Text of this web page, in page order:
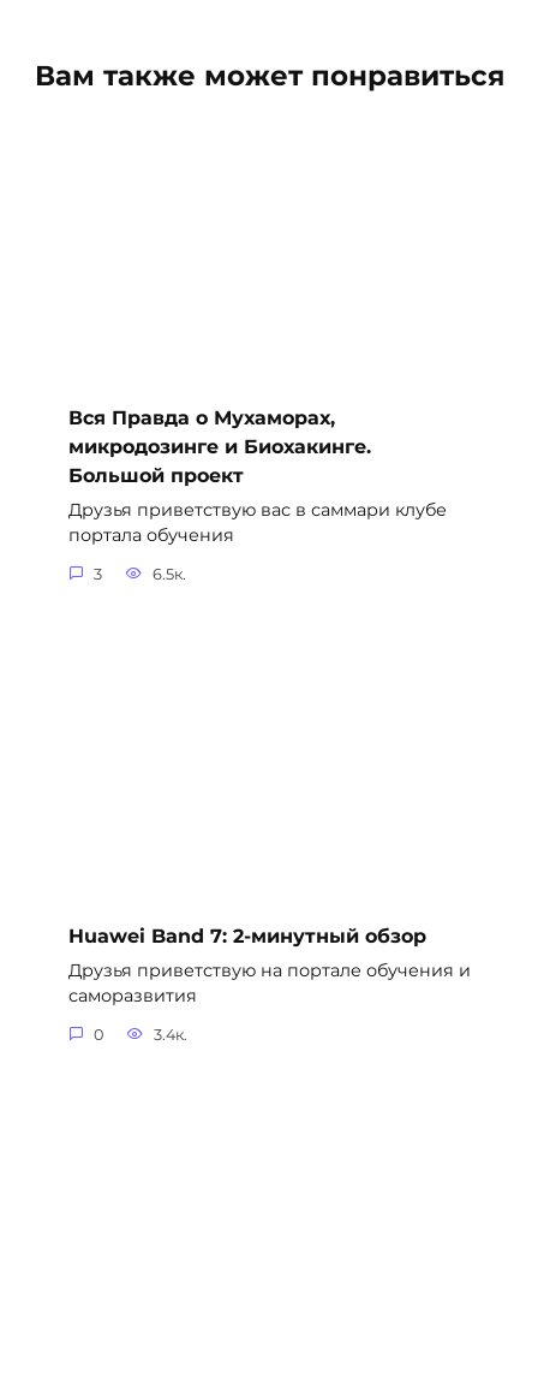
Вам также может понравиться
Вся Правда о Мухаморах,
микродозинге и Биохакинге.
Большой проект
Друзья приветствую вас в саммари клубе
портала обучения
3 6.5к.
Huawei Band 7: 2-минутный обзор
Друзья приветствую на портале обучения и
саморазвития
0 3.4к.